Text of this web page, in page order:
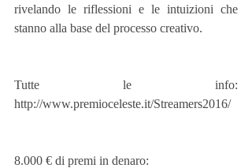
rivelando le riflessioni e le intuizioni che
stanno alla base del processo creativo.
Tutte le info:
http://www.premioceleste.it/Streamers2016/
8.000 € di premi in denaro: